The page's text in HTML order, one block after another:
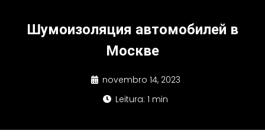
Шумоизоляция автомобилей в
Москве
novembro 14, 2023
Leitura: 1 min